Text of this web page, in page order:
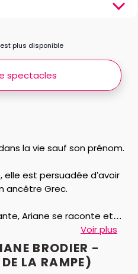
la vie sauf son prénom.
elle est persuadée d’avoir
ancêtre Grec.
Ariane se raconte et
plus loufoques les uns
déploie ses talents
Brodier est connue pour
Voir plus
plus disponible
spectacles
BRODIER -
LA RAMPE)